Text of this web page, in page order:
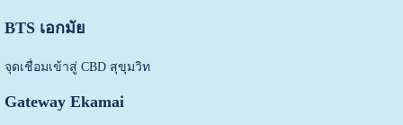
BTS เอกมัย
จุดเชื่อมเข้าสู่ CBD สุขุมวิท
Gateway Ekamai